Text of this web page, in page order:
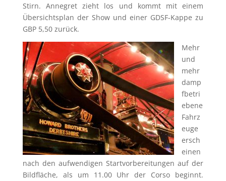
Stirn. Annegret zieht los und kommt mit einem
Übersichtsplan der Show und einer GDSF-Kappe zu
GBP 5,50 zurück.
Mehr
und
mehr
damp
fbetri
ebene
Fahrz
euge
ersch
einen
nach den aufwendigen Startvorbereitungen auf der
Bildfläche, als um 11.00 Uhr der Corso beginnt.